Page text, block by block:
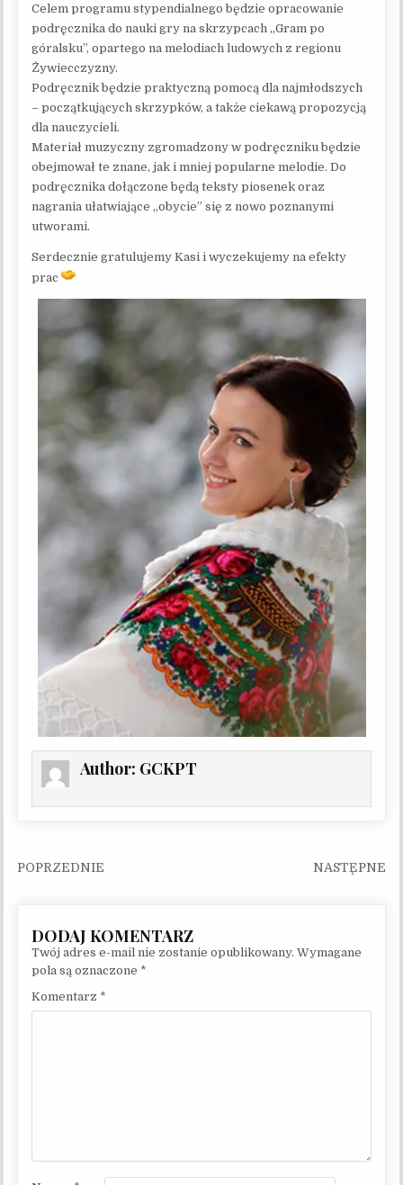
Celem programu stypendialnego będzie opracowanie
podręcznika do nauki gry na skrzypcach „Gram po
góralsku”, opartego na melodiach ludowych z regionu
Żywiecczyzny.
Podręcznik będzie praktyczną pomocą dla najmłodszych
– początkujących skrzypków, a także ciekawą propozycją
dla nauczycieli.
Materiał muzyczny zgromadzony w podręczniku będzie
obejmował te znane, jak i mniej popularne melodie. Do
podręcznika dołączone będą teksty piosenek oraz
nagrania ułatwiające „obycie” się z nowo poznanymi
utworami.
Serdecznie gratulujemy Kasi i wyczekujemy na efekty
prac
Author: GCKPT
Nawigacja wpisu
Twój adres e-mail nie zostanie opublikowany. Wymagane
pola są oznaczone *
Komentarz *